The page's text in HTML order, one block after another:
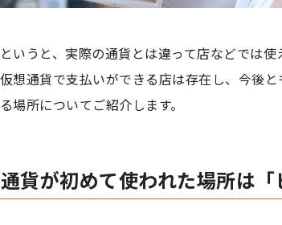
いうと、実際の通貨とは違って店などでは
想通貨で支払いができる店は存在し、今後
場所についてご紹介します。
貨が初めて使われた場所は「